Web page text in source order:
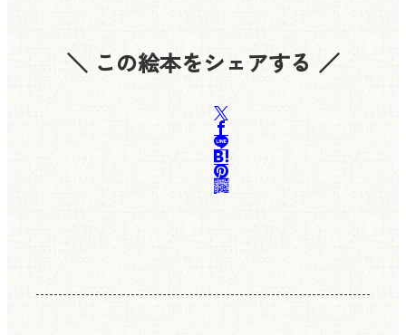
＼ この絵本をシェアする ／